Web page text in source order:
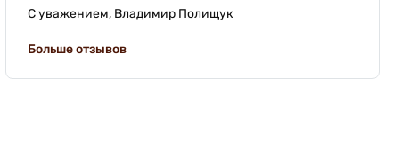
С уважением, Владимир Полищук
Больше отзывов